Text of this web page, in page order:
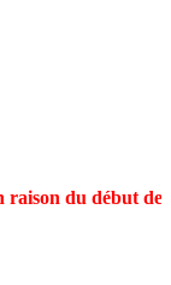
du début